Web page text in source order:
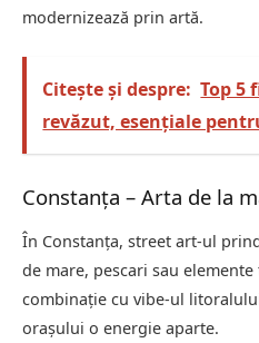
modernizează prin artă.
Citește și despre: Top 5
revăzut, esențiale
Constanța – Arta de la
În Constanța, street art-ul
de mare, pescari sau
combinație cu vibe-ul
orașului o energie aparte.